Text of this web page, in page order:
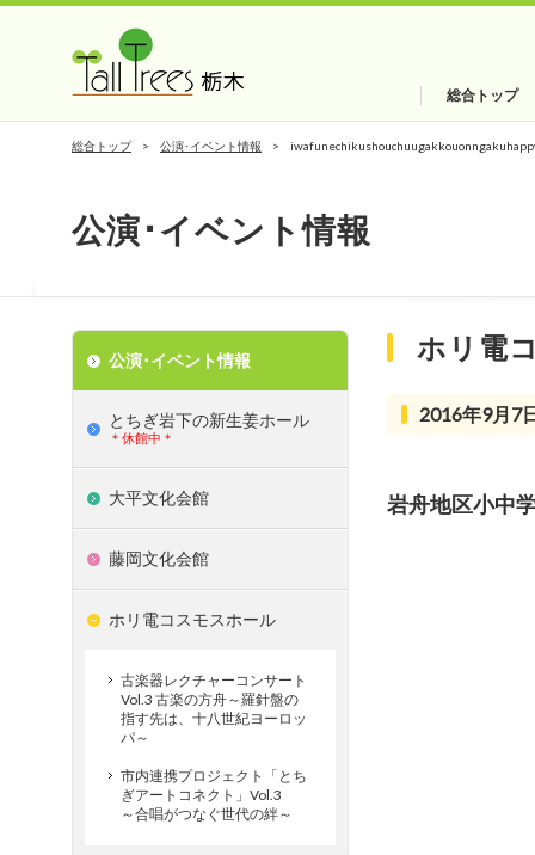
総合トップ
総合トップ 公演･イベント情報
公演･イベント情報
ホリ電
2016年9月7
岩舟地区小中
公演･イベント情報
とちぎ岩下の新⽣姜ホール
＊休館中＊
大平文化会館
藤岡文化会館
ホリ電コスモスホール
古楽器レクチャーコンサート
Vol.3 古楽の方舟～羅針盤の
指す先は、十八世紀ヨーロッ
パ～
市内連携プロジェクト「とち
ぎアートコネクト」Vol.3
～合唱がつなぐ世代の絆～